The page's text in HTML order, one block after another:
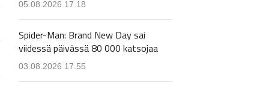
05.08.2026 17.18
Spider-Man: Brand New Day sai
viidessä päivässä 80 000 katsojaa
03.08.2026 17.55